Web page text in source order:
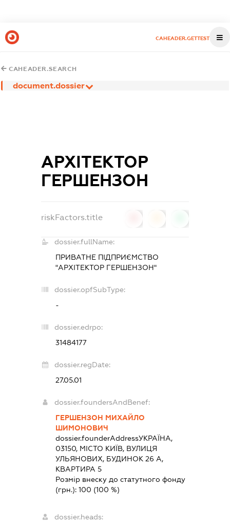
CAHEADER.GETTEST
CAHEADER.SEARCH
document.dossier
АРХІТЕКТОР
ГЕРШЕНЗОН
riskFactors.title
dossier.fullName:
ПРИВАТНЕ ПІДПРИЄМСТВО
"АРХІТЕКТОР ГЕРШЕНЗОН"
dossier.opfSubType:
-
dossier.edrpo:
31484177
dossier.regDate:
27.05.01
dossier.foundersAndBenef:
ГЕРШЕНЗОН МИХАЙЛО
ШИМОНОВИЧ
dossier.founderAddressУКРАЇНА,
03150, МІСТО КИЇВ, ВУЛИЦЯ
УЛЬЯНОВИХ, БУДИНОК 26 А,
КВАРТИРА 5
Розмір внеску до статутного фонду
(грн.): 100 (100 %)
dossier.heads: